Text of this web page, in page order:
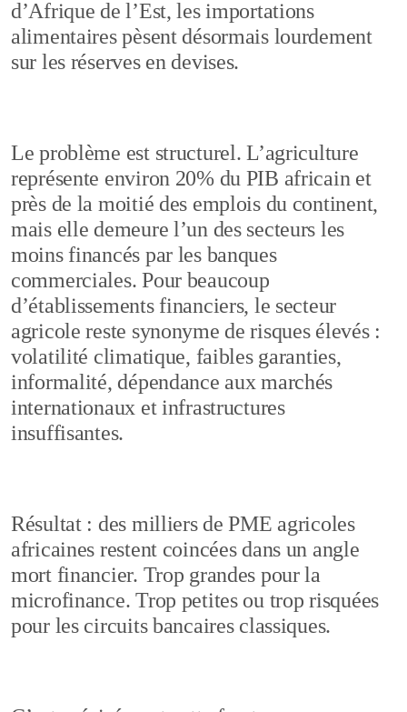
d’Afrique de l’Est, les importations
alimentaires pèsent désormais lourdement
sur les réserves en devises.
Le problème est structurel. L’agriculture
représente environ 20% du PIB africain et
près de la moitié des emplois du continent,
mais elle demeure l’un des secteurs les
moins financés par les banques
commerciales. Pour beaucoup
d’établissements financiers, le secteur
agricole reste synonyme de risques élevés :
volatilité climatique, faibles garanties,
informalité, dépendance aux marchés
internationaux et infrastructures
insuffisantes.
Résultat : des milliers de PME agricoles
africaines restent coincées dans un angle
mort financier. Trop grandes pour la
microfinance. Trop petites ou trop risquées
pour les circuits bancaires classiques.